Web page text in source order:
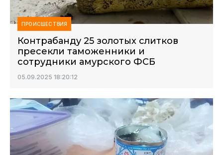
ПРОИСШЕСТВИЯ
Контрабанду 25 золотых слитков
пресекли таможенники и
сотрудники амурского ФСБ
05.09.2025 18:20:12